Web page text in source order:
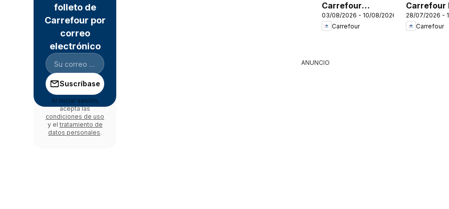
Carrefour
Samsung Days
03/08/2026 - 10/08/2026
Carrefour
Carrefour
28/07/2026 -
Carrefour
ANUNCIO
folleto de
Carrefour por
correo
electrónico
Suscríbase
Al iniciar sesión,
acepta las
condiciones de uso
y el tratamiento de
datos personales.